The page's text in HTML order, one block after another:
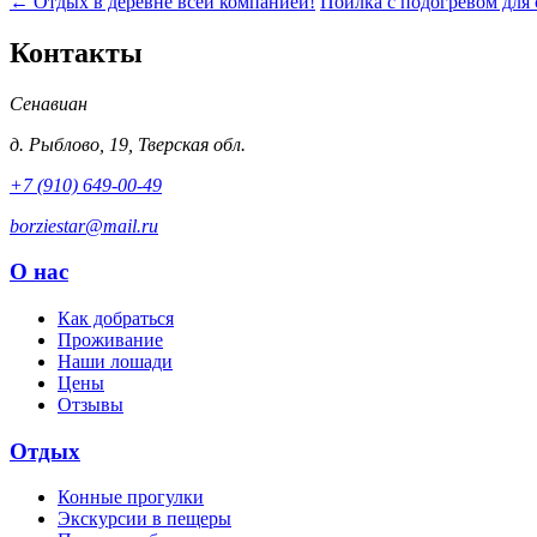
Контакты
Сенавиан
д. Рыблово 19 Тверская обл.
+7 (910) 649-00-49
borziestar@mail.ru
О нас
Как добраться
Проживание
Наши лошади
Цены
Отзывы
Отдых
Конные прогулки
Экскурсии в пещеры